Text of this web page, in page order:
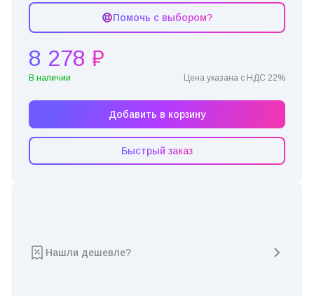
Помочь с выбором?
8 278 ₽
В наличии Цена указана с НДС 22%
Добавить в корзину
Быстрый заказ
Нашли дешевле?